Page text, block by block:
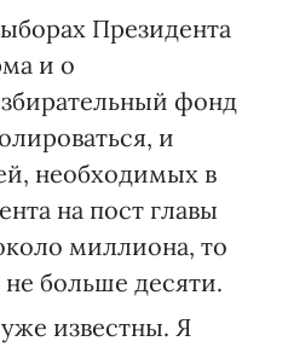
Президента
и о
фонд
и
необходимых в
на пост главы
миллиона, то
не больше десяти.
известны. Я